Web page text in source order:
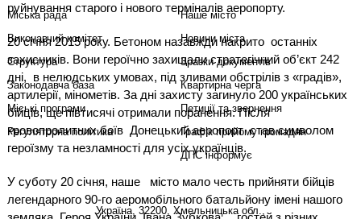
руйнування старого і нового терміналів аеропорту.
20 січня 2015 року. Бетоном назавжди накрито останніх
захисників. Вони героїчно захищали стратегічний об’єкт 242
дні, в нелюдських умовах, під зливами обстрілів з «градів»,
артилерії, мінометів. За дні захисту загинуло 200 українських
бійців, ще півтисячі отримали поранення. Після
кровопролитних боїв Донецький аеропорт став символом
героїзму та незламності для усіх українців.
У суботу 20 січня, наше
місто мало честь прийняти бійців
легендарного 90-го аеромобільного батальйону імені нашого
Міська рада
Виконавчий комітет
Структура
Законодавча база
Міські програми
Регуляторна політика
Наше місто
Новини міста
Зразки документів
Квартирна черга
Петиції та звернення
Графік прийому громадян
ДПС інформує
Україна, 32200, Хмельницька обл.,